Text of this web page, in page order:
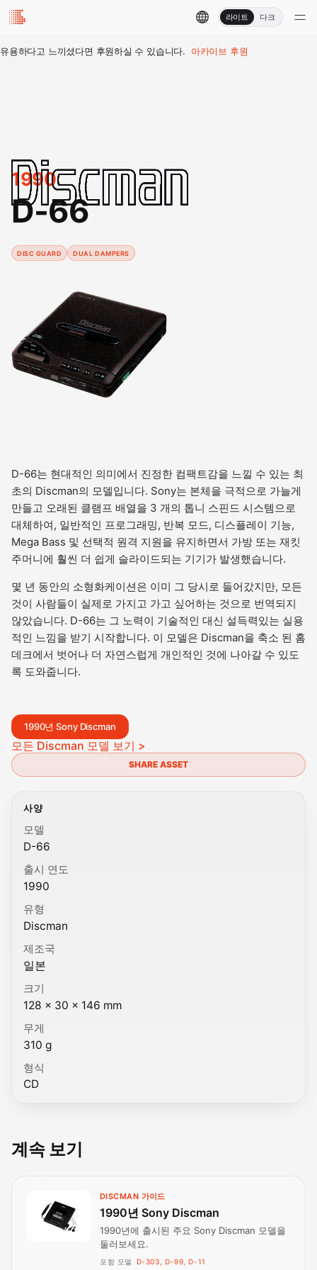
라이트 다크
유용하다고 느끼셨다면 후원하실 수 있습니다. 아카이브 후원
1990
D-66
DISC GUARD DUAL DAMPERS
D-66는 현대적인 의미에서 진정한 컴팩트감을 느낄 수 있는 최
초의 Discman의 모델입니다. Sony는 본체을 극적으로 가늘게
만들고 오래된 클램프 배열을 3 개의 톱니 스핀드 시스템으로
대체하여, 일반적인 프로그래밍, 반복 모드, 디스플레이 기능,
Mega Bass 및 선택적 원격 지원을 유지하면서 가방 또는 재킷
주머니에 훨씬 더 쉽게 슬라이드되는 기기가 발생했습니다.
몇 년 동안의 소형화케이션은 이미 그 당시로 들어갔지만, 모든
것이 사람들이 실제로 가지고 가고 싶어하는 것으로 번역되지
않았습니다. D-66는 그 노력이 기술적인 대신 설득력있는 실용
적인 느낌을 받기 시작합니다. 이 모델은 Discman을 축소 된 홈
데크에서 벗어나 더 자연스럽게 개인적인 것에 나아갈 수 있도
록 도와줍니다.
1990년 Sony Discman
모든 Discman 모델 보기 >
SHARE ASSET
사양
모델
D-66
출시 연도
1990
유형
Discman
제조국
일본
크기
128 × 30 × 146 mm
무게
310 g
형식
CD
계속 보기
DISCMAN 가이드
1990년 Sony Discman
1990년에 출시된 주요 Sony Discman 모델을
둘러보세요.
포함 모델 D-303, D-99, D-11